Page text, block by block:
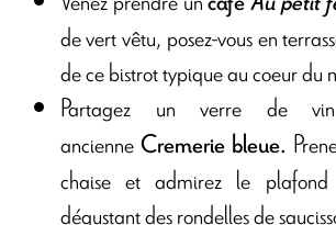
de vert vêtu, posez-vous en
de ce bistrot typique au coeur du
Partagez
un verre de
ancienneCremerie bleue.
chaise et admirez le
dégustant des rondelles de